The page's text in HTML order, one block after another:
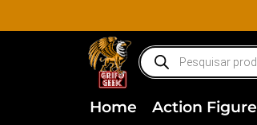
Home Action Figure